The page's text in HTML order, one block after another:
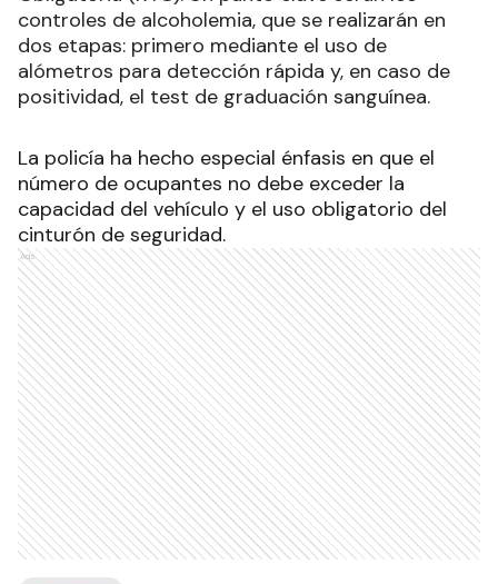
controles de alcoholemia, que se realizarán en
dos etapas: primero mediante el uso de
alómetros para detección rápida y, en caso de
positividad, el test de graduación sanguínea.
La policía ha hecho especial énfasis en que el
número de ocupantes no debe exceder la
capacidad del vehículo y el uso obligatorio del
cinturón de seguridad.
Ads